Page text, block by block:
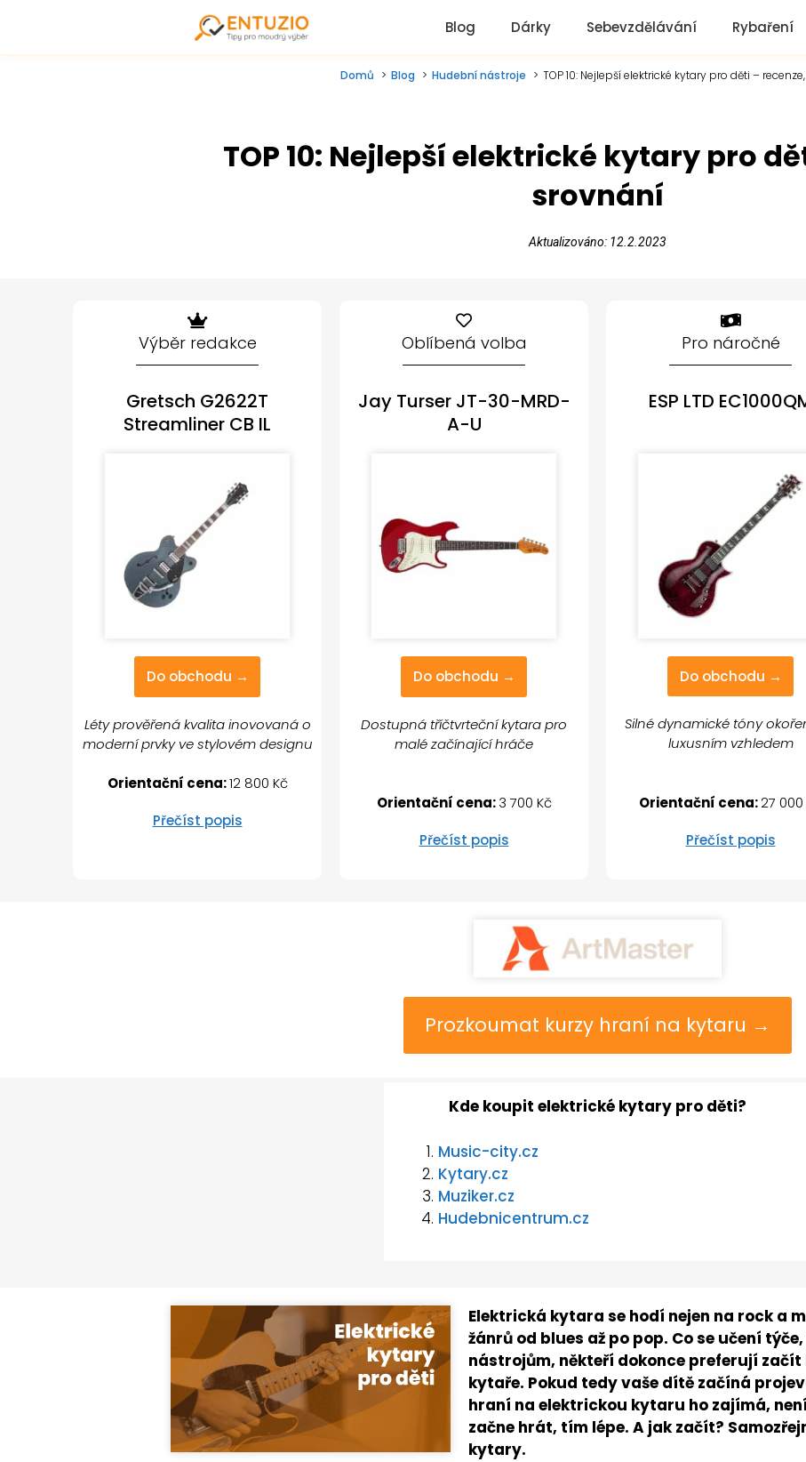
Blog Dárky Sebevzdělávání Rybaření
Domů Blog Hudební nástroje TOP 10: Nejlepší elektrické kytary pro děti –
TOP 10: Nejlepší elektrické kytary pro
srovnání
Aktualizováno: 12.2.2023
Výběr redakce
Gretsch G2622T
Streamliner CB IL
Do obchodu →
Léty prověřená kvalita inovovaná o
moderní prvky ve stylovém designu
Orientační cena:12 800 Kč
Přečíst popis
Oblíbená volba
Jay Turser JT-30-MRD-
A-U
Do obchodu →
Dostupná tříčtvrteční kytara pro
malé začínající hráče
Orientační cena:3 700 Kč
Přečíst popis
Pro náročné
ESP LTD
Do obchodu →
Silné dynamické tóny
luxusním vzhledem
Orientační cena:27 000
Přečíst popis
Prozkoumat kurzy hraní na kytaru →
Kde koupit elektrické kytary pro děti?
Music-city.cz
Kytary.cz
Muziker.cz
Hudebnicentrum.cz
Elektrická kytara se hodí nejen na rock a
žánrů od blues až po pop. Co se učení
nástrojům, někteří dokonce preferují
kytaře. Pokud tedy vaše dítě začíná
hraní na elektrickou kytaru ho zajímá,
začne hrát, tím lépe. A jak začít?
kytary.